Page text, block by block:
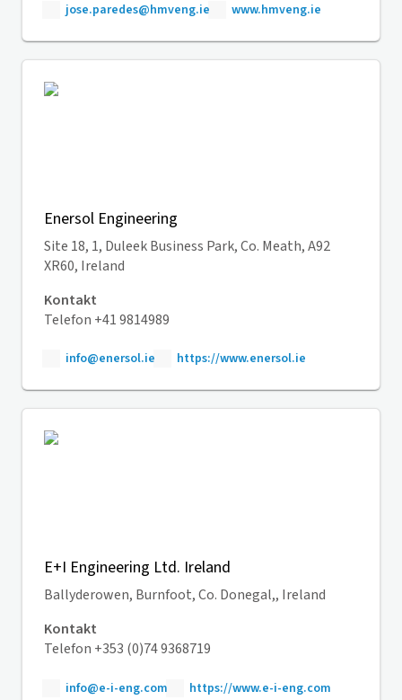
jose.paredes@hmveng.ie www.hmveng.ie
Enersol Engineering
Site 18, 1, Duleek Business Park, Co. Meath, A92
XR60, Ireland
Kontakt
Telefon +41 9814989
info@enersol.ie https://www.enersol.ie
E+I Engineering Ltd. Ireland
Ballyderowen, Burnfoot, Co. Donegal,, Ireland
Kontakt
Telefon +353 (0)74 9368719
info@e-i-eng.com https://www.e-i-eng.com